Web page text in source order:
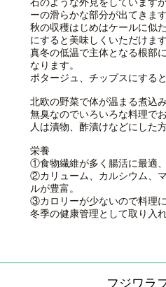
ーの滑らかな部分が出てきます
秋の収穫はじめはケールに似
にすると美味しくいただけます
真冬の低温で主体となる根部
なります。
ポタージュ、チップスにする
北欧の野菜で体が温まる煮込
無臭なのでいろいろな料理で
人は漬物、酢漬けなどにした
栄養
①食物繊維が多く腸活に最適
②カリューム、カルシウム、
ルが豊富。
③カロリーが少ないので料理に
冬季の健康管理として取り入
フジワラ